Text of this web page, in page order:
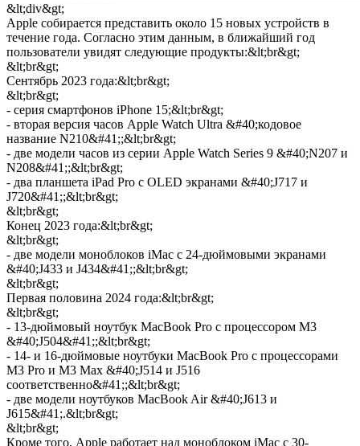
&lt;div&gt;
Apple собирается представить около 15 новых устройств в
течение года. Согласно этим данным, в ближайший год
пользователи увидят следующие продукты:&lt;br&gt;
&lt;br&gt;
Сентябрь 2023 года:&lt;br&gt;
&lt;br&gt;
- серия смартфонов iPhone 15;&lt;br&gt;
- вторая версия часов Apple Watch Ultra &#40;кодовое
название N210&#41;;&lt;br&gt;
- две модели часов из серии Apple Watch Series 9 &#40;N207 и
N208&#41;;&lt;br&gt;
- два планшета iPad Pro с OLED экранами &#40;J717 и
J720&#41;;&lt;br&gt;
&lt;br&gt;
Конец 2023 года:&lt;br&gt;
&lt;br&gt;
- две модели моноблоков iMac с 24-дюймовыми экранами
&#40;J433 и J434&#41;;&lt;br&gt;
&lt;br&gt;
Первая половина 2024 года:&lt;br&gt;
&lt;br&gt;
- 13-дюймовый ноутбук MacBook Pro с процессором M3
&#40;J504&#41;;&lt;br&gt;
- 14- и 16-дюймовые ноутбуки MacBook Pro с процессорами
M3 Pro и M3 Max &#40;J514 и J516
соответственно&#41;;&lt;br&gt;
- две модели ноутбуков MacBook Air &#40;J613 и
J615&#41;.&lt;br&gt;
&lt;br&gt;
Кроме того, Apple работает над моноблоком iMac с 30-